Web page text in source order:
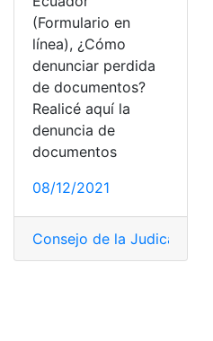
(Formulario en
línea), ¿Cómo
denunciar perdida
de documentos?
Realicé aquí la
denuncia de
documentos
08/12/2021
Consejo de la Judicatura.